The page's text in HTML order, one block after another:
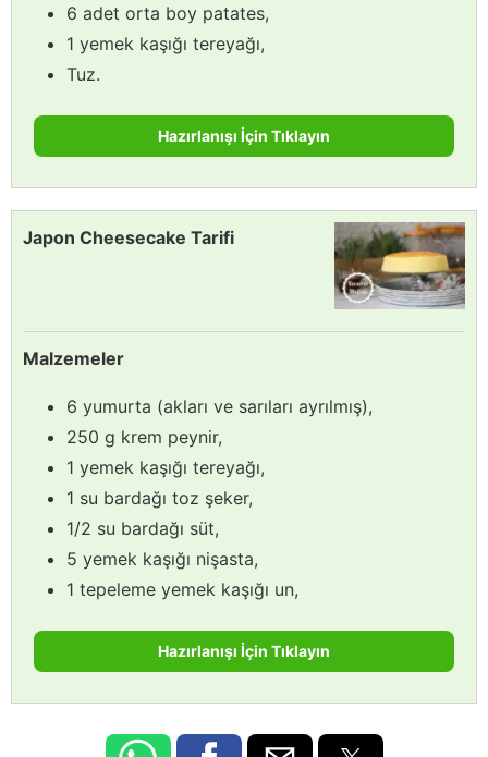
6 adet orta boy patates,
1 yemek kaşığı tereyağı,
Tuz.
Hazırlanışı İçin Tıklayın
Japon Cheesecake Tarifi
Malzemeler
6 yumurta (akları ve sarıları ayrılmış),
250 g krem peynir,
1 yemek kaşığı tereyağı,
1 su bardağı toz şeker,
1/2 su bardağı süt,
5 yemek kaşığı nişasta,
1 tepeleme yemek kaşığı un,
Hazırlanışı İçin Tıklayın